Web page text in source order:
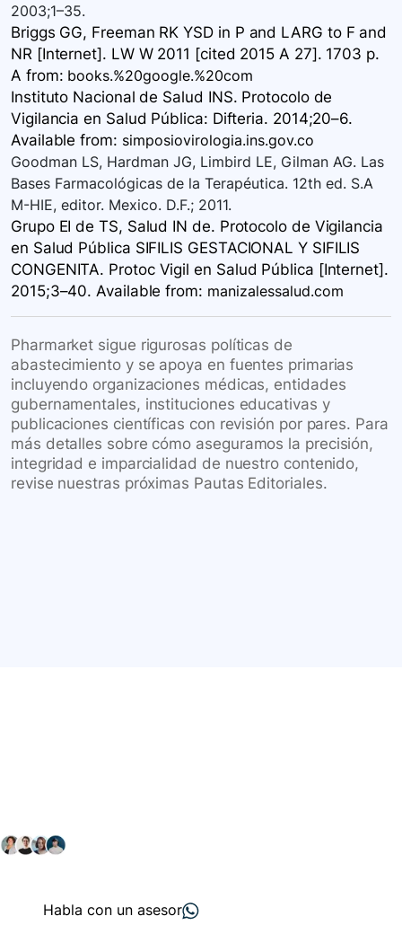
2003;1–35.
Briggs GG, Freeman RK YSD in P and LARG to F and
NR [Internet]. LW W 2011 [cited 2015 A 27]. 1703 p.
A from: books.%20google.%20com
Instituto Nacional de Salud INS. Protocolo de
Vigilancia en Salud Pública: Difteria. 2014;20–6.
Available from: simposiovirologia.ins.gov.co
Goodman LS, Hardman JG, Limbird LE, Gilman AG. Las
Bases Farmacológicas de la Terapéutica. 12th ed. S.A
M-HIE, editor. Mexico. D.F.; 2011.
Grupo EI de TS, Salud IN de. Protocolo de Vigilancia
en Salud Pública SIFILIS GESTACIONAL Y SIFILIS
CONGENITA. Protoc Vigil en Salud Pública [Internet].
2015;3–40. Available from: manizalessalud.com
Pharmarket sigue rigurosas políticas de
abastecimiento y se apoya en fuentes primarias
incluyendo organizaciones médicas, entidades
gubernamentales, instituciones educativas y
publicaciones científicas con revisión por pares. Para
más detalles sobre cómo aseguramos la precisión,
integridad e imparcialidad de nuestro contenido,
revise nuestras próximas Pautas Editoriales.
Habla con un asesor